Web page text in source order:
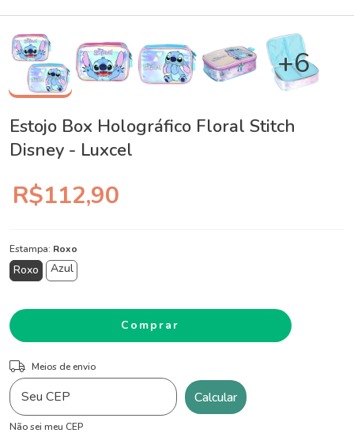
+6
Estojo Box Holográfico Floral Stitch
Disney - Luxcel
R$112,90
Estampa: Roxo
Roxo Azul
Entregas para o CEP:
Meios de envio
Calcular
Não sei meu CEP